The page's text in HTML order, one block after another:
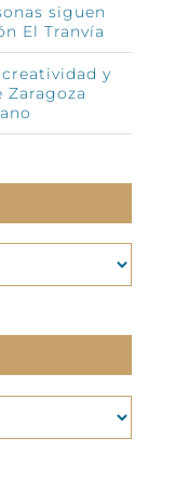
siguen
El Tranvía
y
Zaragoza